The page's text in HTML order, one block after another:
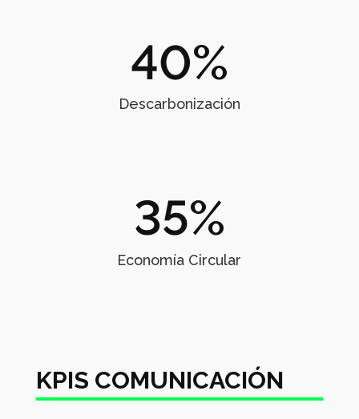
40%
Descarbonización
35%
Economía Circular
KPIS COMUNICACIÓN